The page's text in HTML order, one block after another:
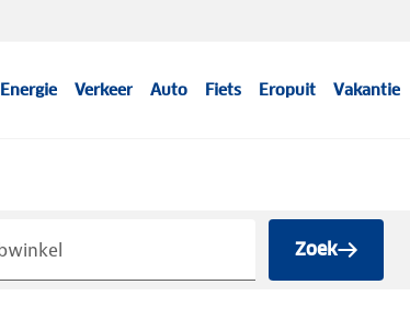
Energie Verkeer Auto Fiets Eropuit Vakantie
Zoek